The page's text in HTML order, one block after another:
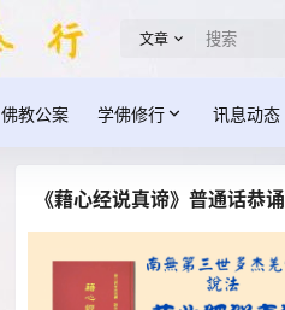
文章
佛教公案 学佛修行 讯息动态
《藉心经说真谛》普通话恭诵